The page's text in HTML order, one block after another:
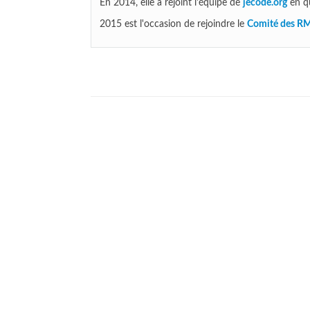
En 2014, elle a rejoint l'équipe dejecode.orgen
2015 est l'occasion de rejoindre leComité des